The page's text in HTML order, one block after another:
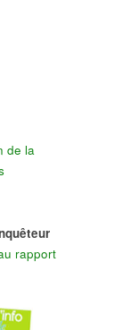
de la
rapport